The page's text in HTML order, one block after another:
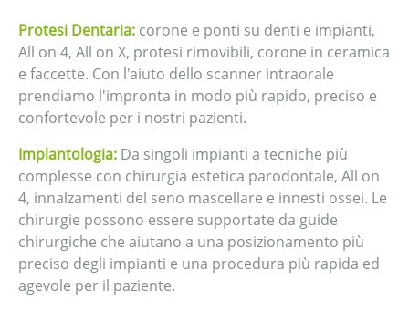
Protesi Dentaria: corone e ponti su denti e impianti,
All on 4, All on X, protesi rimovibili, corone in ceramica
e faccette. Con l'aiuto dello scanner intraorale
prendiamo l'impronta in modo più rapido, preciso e
confortevole per i nostri pazienti.
Implantologia: Da singoli impianti a tecniche più
complesse con chirurgia estetica parodontale, All on
4, innalzamenti del seno mascellare e innesti ossei. Le
chirurgie possono essere supportate da guide
chirurgiche che aiutano a una posizionamento più
preciso degli impianti e una procedura più rapida ed
agevole per il paziente.